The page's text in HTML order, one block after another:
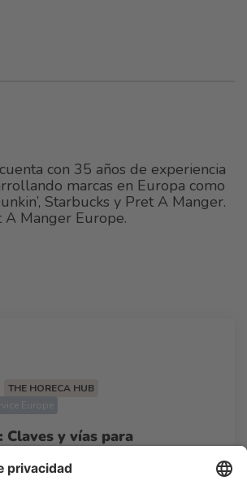
con 35 años de experiencia
marcas en Europa como
Starbucks y Pret A Manger.
Manger Europe.
THE HORECA HUB
Europe
Claves y vías para
la marca